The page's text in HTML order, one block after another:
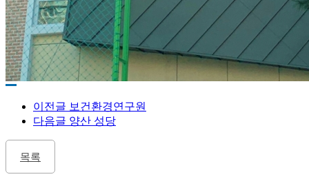
이전글 보건환경연구원
다음글 양산 성당
목록